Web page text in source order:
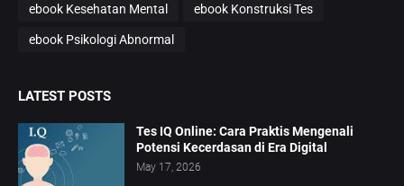
ebook Kesehatan Mental ebook Konstruksi Tes
ebook Psikologi Abnormal
LATEST POSTS
Tes IQ Online: Cara Praktis Mengenali
Potensi Kecerdasan di Era Digital
May 17, 2026